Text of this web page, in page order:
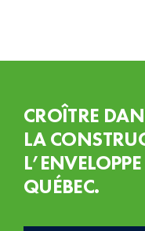
CROÎTRE
LA
QUÉBEC.